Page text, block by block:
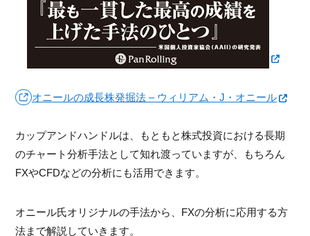
オニールの成長株発掘法 – ウィリアム・J・オニール
カップアンドハンドルは、もともと株式投資における長期
のチャート分析手法として知れ渡っていますが、もちろん
FXやCFDなどの分析にも活用できます。
オニール氏オリジナルの手法から、FXの分析に応用する方
法まで解説していきます。